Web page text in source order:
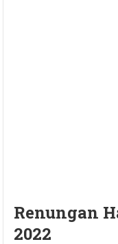
Renungan
2022